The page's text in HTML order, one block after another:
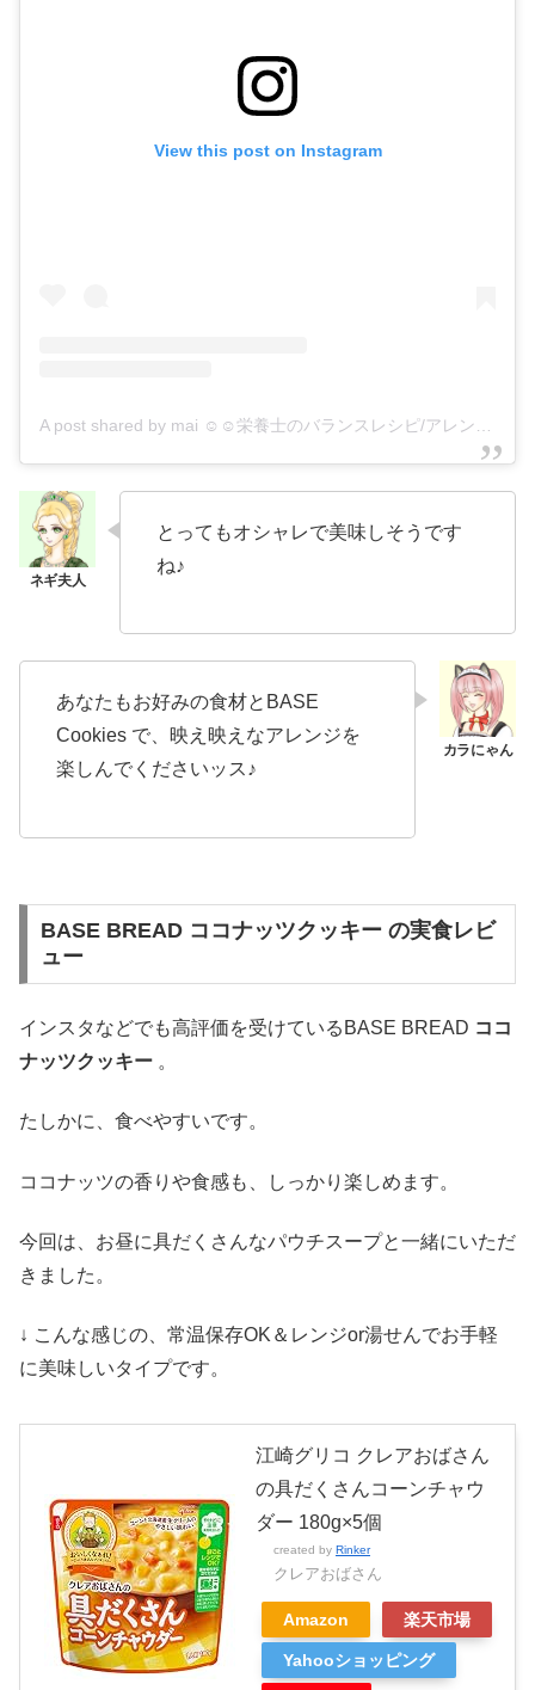
View this post on Instagram
A post shared by mai ☺︎☺︎栄養士のバランスレシピ/アレンジ✏︎ (@imi17ossha)
とってもオシャレで美味しそうです
ね♪
あなたもお好みの食材とBASE
Cookies で、映え映えなアレンジを
楽しんでくださいッス♪
BASE BREAD ココナッツクッキー の実食レビ
ュー
インスタなどでも高評価を受けているBASE BREAD ココ
ナッツクッキー 。
たしかに、食べやすいです。
ココナッツの香りや食感も、しっかり楽しめます。
今回は、お昼に具だくさんなパウチスープと一緒にいただ
きました。
↓ こんな感じの、常温保存OK＆レンジor湯せんでお手軽
に美味しいタイプです。
江崎グリコ クレアおばさん
の具だくさんコーンチャウ
ダー 180g×5個
created by Rinker
クレアおばさん
Amazon 楽天市場
Yahooショッピング